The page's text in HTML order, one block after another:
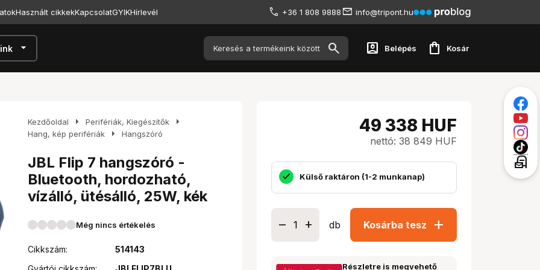
Használt cikkekKapcsolatGYIKHírlevél +36 1 808 9888 info@tripont.hu
arrow_drop_down account_box Belépés shopping_bag Kosár
Kezdőoldal arrow_right Perifériák, Kiegészítők arrow_right
Hang, kép perifériák arrow_right Hangszóró
JBL Flip 7 hangszóró -
Bluetooth, hordozható,
vízálló, ütésálló, 25W, kék
Még nincs értékelés
Cikkszám:
514143
49 338 HUF
nettó: 38 849 HUF
Külső raktáron (1-2 munkanap)
db Kosárba tesz add
Részletre is megvehető
local_post_office